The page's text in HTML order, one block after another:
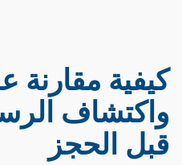
كيفية مقارنة
واكتشاف
قبل الحجز